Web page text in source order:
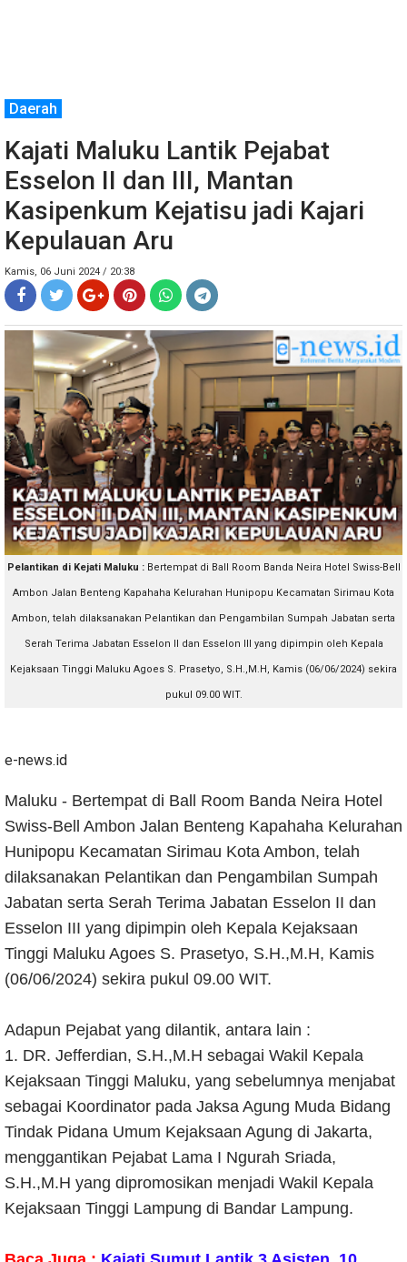
Daerah
Kajati Maluku Lantik Pejabat
Esselon II dan III, Mantan
Kasipenkum Kejatisu jadi Kajari
Kepulauan Aru
Kamis, 06 Juni 2024 / 20:38
Pelantikan di Kejati Maluku :Bertempat di Ball Room Banda Neira Hotel Swiss-Bell
Ambon Jalan Benteng Kapahaha Kelurahan Hunipopu Kecamatan Sirimau Kota
Ambon, telah dilaksanakan Pelantikan dan Pengambilan Sumpah Jabatan serta
Serah Terima Jabatan Esselon II dan Esselon III yang dipimpin oleh Kepala
Kejaksaan Tinggi Maluku Agoes S. Prasetyo, S.H.,M.H, Kamis (06/06/2024) sekira
pukul 09.00 WIT.
e-news.id
Maluku - Bertempat di Ball Room Banda Neira Hotel
Swiss-Bell Ambon Jalan Benteng Kapahaha Kelurahan
Hunipopu Kecamatan Sirimau Kota Ambon, telah
dilaksanakan Pelantikan dan Pengambilan Sumpah
Jabatan serta Serah Terima Jabatan Esselon II dan
Esselon III yang dipimpin oleh Kepala Kejaksaan
Tinggi Maluku Agoes S. Prasetyo, S.H.,M.H, Kamis
(06/06/2024) sekira pukul 09.00 WIT.
Adapun Pejabat yang dilantik, antara lain :
1. DR. Jefferdian, S.H.,M.H sebagai Wakil Kepala
Kejaksaan Tinggi Maluku, yang sebelumnya menjabat
sebagai Koordinator pada Jaksa Agung Muda Bidang
Tindak Pidana Umum Kejaksaan Agung di Jakarta,
menggantikan Pejabat Lama I Ngurah Sriada,
S.H.,M.H yang dipromosikan menjadi Wakil Kepala
Kejaksaan Tinggi Lampung di Bandar Lampung.